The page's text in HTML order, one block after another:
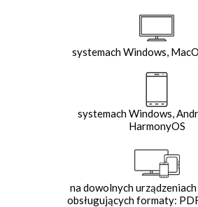
systemach Windows,
systemach Windows,
HarmonyOS
na dowolnych
obsługujących formaty: